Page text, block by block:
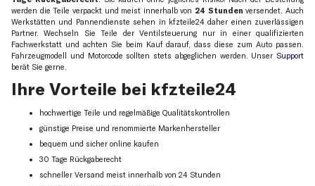
werden die Teile verpackt und meist innerhalb von 24 Stunden versendet. Auch
Werkstätten und Pannendienste sehen in kfzteile24 daher einen zuverlässigen
Partner. Wechseln Sie Teile der Ventilsteuerung nur in einer qualifizierten
Fachwerkstatt und achten Sie beim Kauf darauf, dass diese zum Auto passen.
Fahrzeugmodell und Motorcode sollten stets abgeglichen werden. Unser Support
berät Sie gerne.
Ihre Vorteile bei kfzteile24
hochwertige Teile und regelmäßige Qualitätskontrollen
günstige Preise und renommierte Markenhersteller
bequem und sicher online kaufen
30 Tage Rückgaberecht
schneller Versand meist innerhalb von 24 Stunden